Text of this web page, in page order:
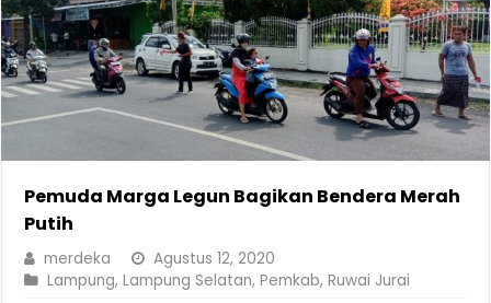
Pemuda Marga Legun Bagikan Bendera Merah
Putih
merdeka
Agustus 12, 2020
Lampung,Lampung Selatan,Pemkab,Ruwai Jurai